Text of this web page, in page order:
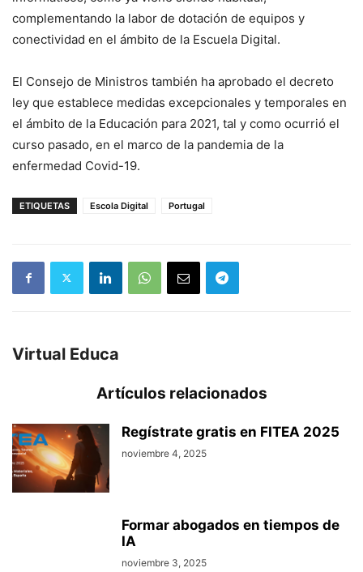
complementando la labor de dotación de equipos y
conectividad en el ámbito de la Escuela Digital.
El Consejo de Ministros también ha aprobado el decreto
ley que establece medidas excepcionales y temporales en
el ámbito de la Educación para 2021, tal y como ocurrió el
curso pasado, en el marco de la pandemia de la
enfermedad Covid-19.
ETIQUETAS Escola Digital Portugal
Virtual Educa
Artículos relacionados
Regístrate gratis en FITEA 2025
noviembre 4, 2025
Formar abogados en tiempos de
IA
noviembre 3, 2025